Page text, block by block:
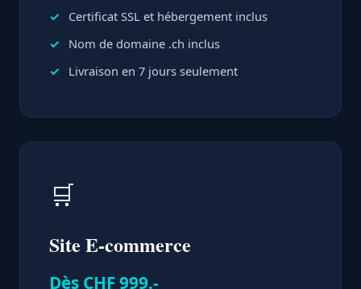
Certificat SSL et hébergement inclus
Nom de domaine .ch inclus
Livraison en 7 jours seulement
🛒
Site E-commerce
Dès CHF 999.-